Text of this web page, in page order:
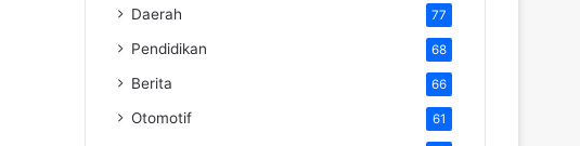
Daerah 77
Pendidikan 68
Berita 66
Otomotif 61